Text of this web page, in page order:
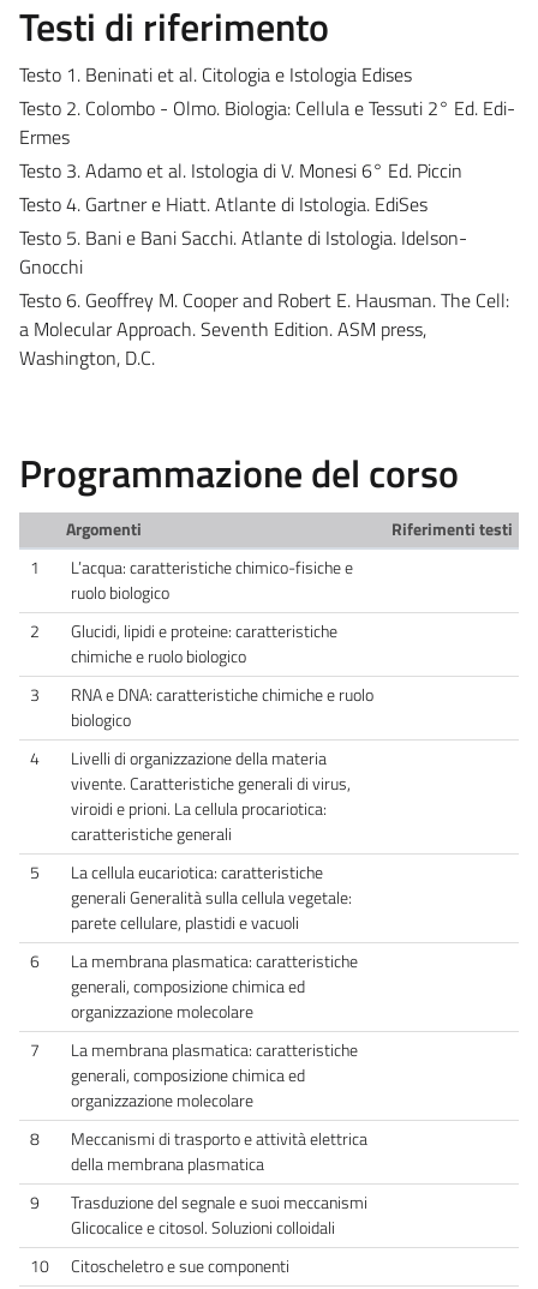
Testi di riferimento
Testo 1. Beninati et al. Citologia e Istologia Edises
Testo 2. Colombo - Olmo. Biologia: Cellula e Tessuti 2° Ed. Edi-
Ermes
Testo 3. Adamo et al. Istologia di V. Monesi 6° Ed. Piccin
Testo 4. Gartner e Hiatt. Atlante di Istologia. EdiSes
Testo 5. Bani e Bani Sacchi. Atlante di Istologia. Idelson-
Gnocchi
Testo 6. Geoffrey M. Cooper and Robert E. Hausman. The Cell:
a Molecular Approach. Seventh Edition. ASM press,
Washington, D.C.
Programmazione del corso
Argomenti
Riferimenti testi
1
L’acqua: caratteristiche chimico-fisiche e
ruolo biologico
2
Glucidi, lipidi e proteine: caratteristiche
chimiche e ruolo biologico
3
RNA e DNA: caratteristiche chimiche e ruolo
biologico
4
Livelli di organizzazione della materia
vivente. Caratteristiche generali di virus,
viroidi e prioni. La cellula procariotica:
caratteristiche generali
5
La cellula eucariotica: caratteristiche
generali Generalità sulla cellula vegetale:
parete cellulare, plastidi e vacuoli
6
La membrana plasmatica: caratteristiche
generali, composizione chimica ed
organizzazione molecolare
7
La membrana plasmatica: caratteristiche
generali, composizione chimica ed
organizzazione molecolare
8
Meccanismi di trasporto e attività elettrica
della membrana plasmatica
9
Trasduzione del segnale e suoi meccanismi
Glicocalice e citosol. Soluzioni colloidali
10
Citoscheletro e sue componenti